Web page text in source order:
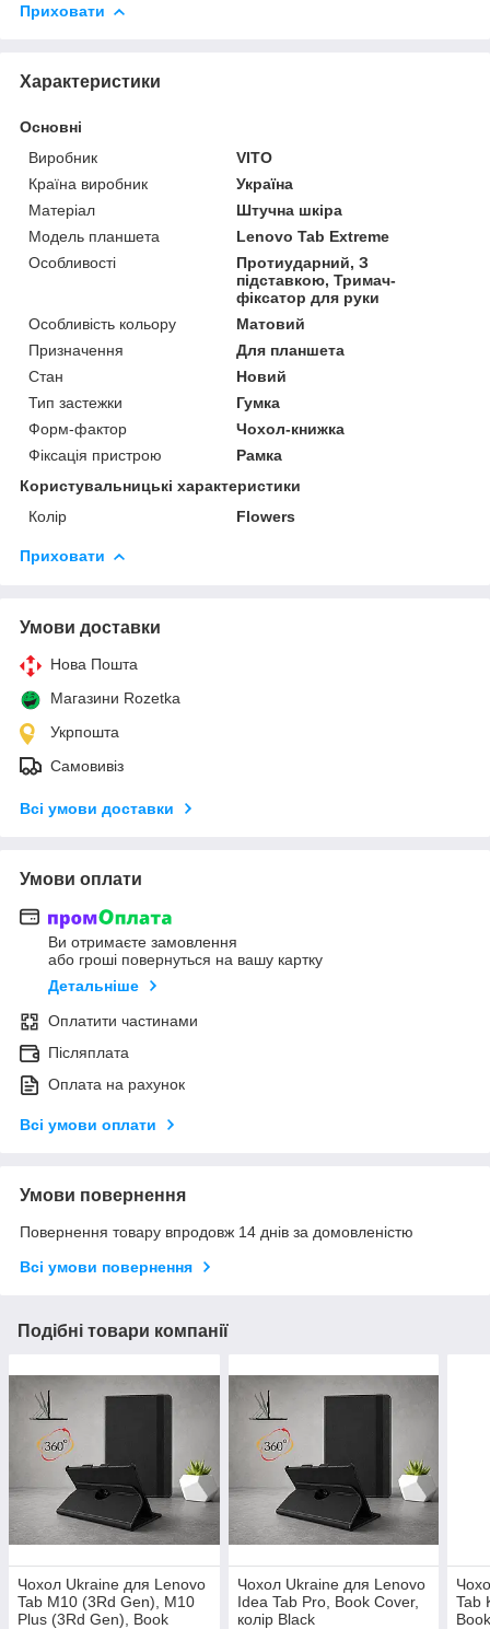
Приховати
Характеристики
Основні
Виробник
VITO
Країна виробник
Україна
Матеріал
Штучна шкіра
Модель планшета
Lenovo Tab Extreme
Особливості
Протиударний, З
підставкою, Тримач-
фіксатор для руки
Особливість кольору
Матовий
Призначення
Для планшета
Стан
Новий
Тип застежки
Гумка
Форм-фактор
Чохол-книжка
Фіксація пристрою
Рамка
Користувальницькі характеристики
Колір
Flowers
Приховати
Умови доставки
Нова Пошта
Магазини Rozetka
Укрпошта
Самовивіз
Всі умови доставки
Умови оплати
Ви отримаєте замовлення
або гроші повернуться на вашу картку
Детальніше
Оплатити частинами
Післяплата
Оплата на рахунок
Всі умови оплати
Умови повернення
Повернення товару впродовж 14 днів за домовленістю
Всі умови повернення
Подібні товари компанії
Чохол Ukraine для Lenovo
Tab M10 (3Rd Gen), M10
Plus (3Rd Gen), Book
Чохол Ukraine для Lenovo
Idea Tab Pro, Book Cover,
колір Black
Tab